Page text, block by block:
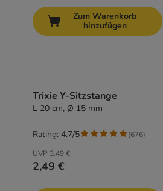
Zum Warenkorb
hinzufügen
Trixie Y-Sitzstange
L 20 cm, Ø 15 mm
UVP 3,49 €
2,49 €
Rating: 4.7/5 (676)